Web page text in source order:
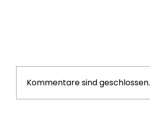
Kommentare sind geschlossen.